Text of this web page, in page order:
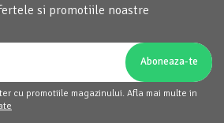
si promotiile noastre
cu promotiile magazinului. Afla mai multe in